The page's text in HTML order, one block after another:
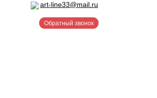
art-line33@mail.ru
Обратный звонок